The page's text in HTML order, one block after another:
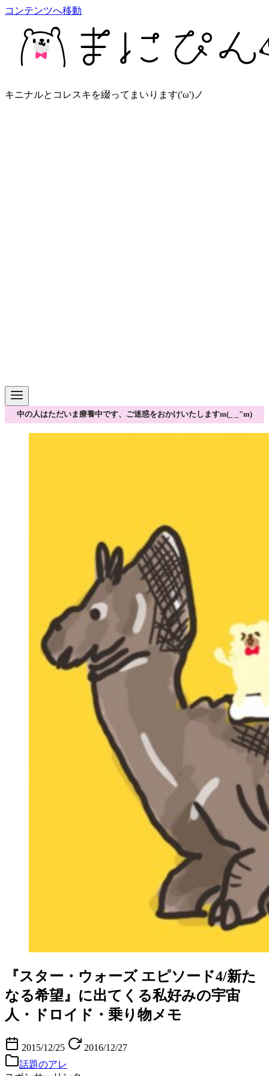
コンテンツへ移動
キニナルとコレスキを綴ってまいります('ω')ノ
中の人はただいま療養中です、ご迷惑をおかけいたしますm(_ _"m)
『スター・ウォーズ エピソード4/新た
なる希望』に出てくる私好みの宇宙
人・ドロイド・乗り物メモ
2015/12/25
2016/12/27
話題のアレ